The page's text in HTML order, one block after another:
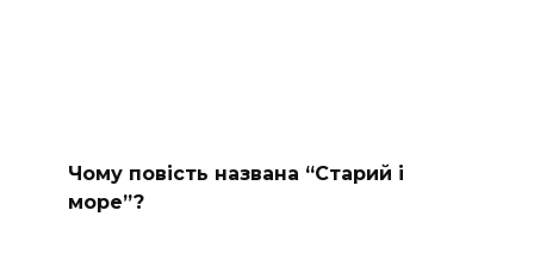
Чому повість названа “Старий і
море”?